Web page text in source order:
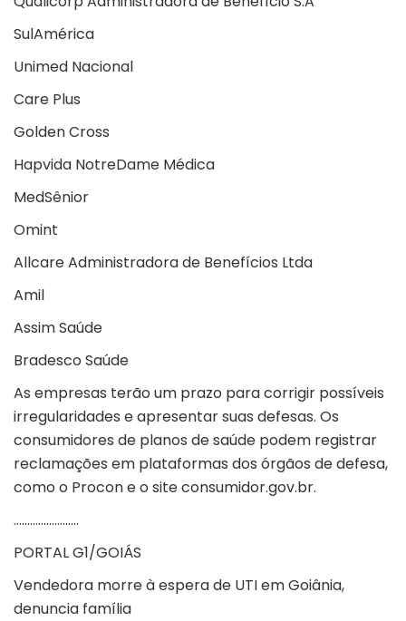
SulAmérica
Unimed Nacional
Care Plus
Golden Cross
Hapvida NotreDame Médica
MedSênior
Omint
Allcare Administradora de Benefícios Ltda
Amil
Assim Saúde
Bradesco Saúde
As empresas terão um prazo para corrigir possíveis
irregularidades e apresentar suas defesas. Os
consumidores de planos de saúde podem registrar
reclamações em plataformas dos órgãos de defesa,
como o Procon e o site consumidor.gov.br.
……………………
PORTAL G1/GOIÁS
Vendedora morre à espera de UTI em Goiânia,
denuncia família